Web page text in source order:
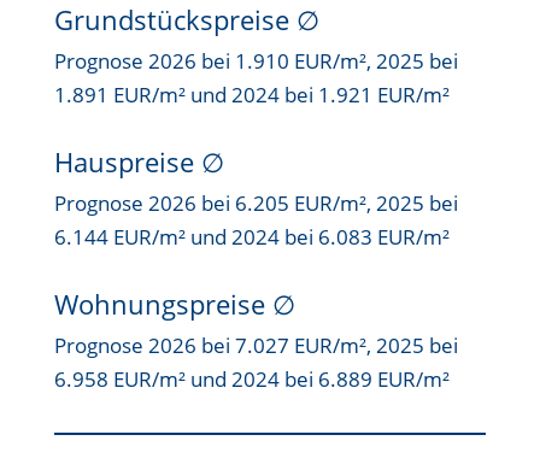
Grundstückspreise ∅
Prognose 2026 bei 1.910 EUR/m², 2025 bei
1.891 EUR/m² und 2024 bei 1.921 EUR/m²
Hauspreise ∅
Prognose 2026 bei 6.205 EUR/m², 2025 bei
6.144 EUR/m² und 2024 bei 6.083 EUR/m²
Wohnungspreise ∅
Prognose 2026 bei 7.027 EUR/m², 2025 bei
6.958 EUR/m² und 2024 bei 6.889 EUR/m²